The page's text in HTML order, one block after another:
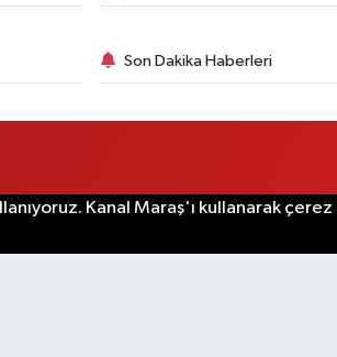
Son Dakika Haberleri
Kanal Maraş'ı kullanarak çerez